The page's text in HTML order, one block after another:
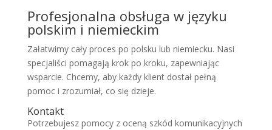
Profesjonalna obsługa w języku
polskim i niemieckim
Załatwimy cały proces po polsku lub niemiecku. Nasi
specjaliści pomagają krok po kroku, zapewniając
wsparcie. Chcemy, aby każdy klient dostał pełną
pomoc i zrozumiał, co się dzieje.
Kontakt
Potrzebujesz pomocy z oceną szkód komunikacyjnych